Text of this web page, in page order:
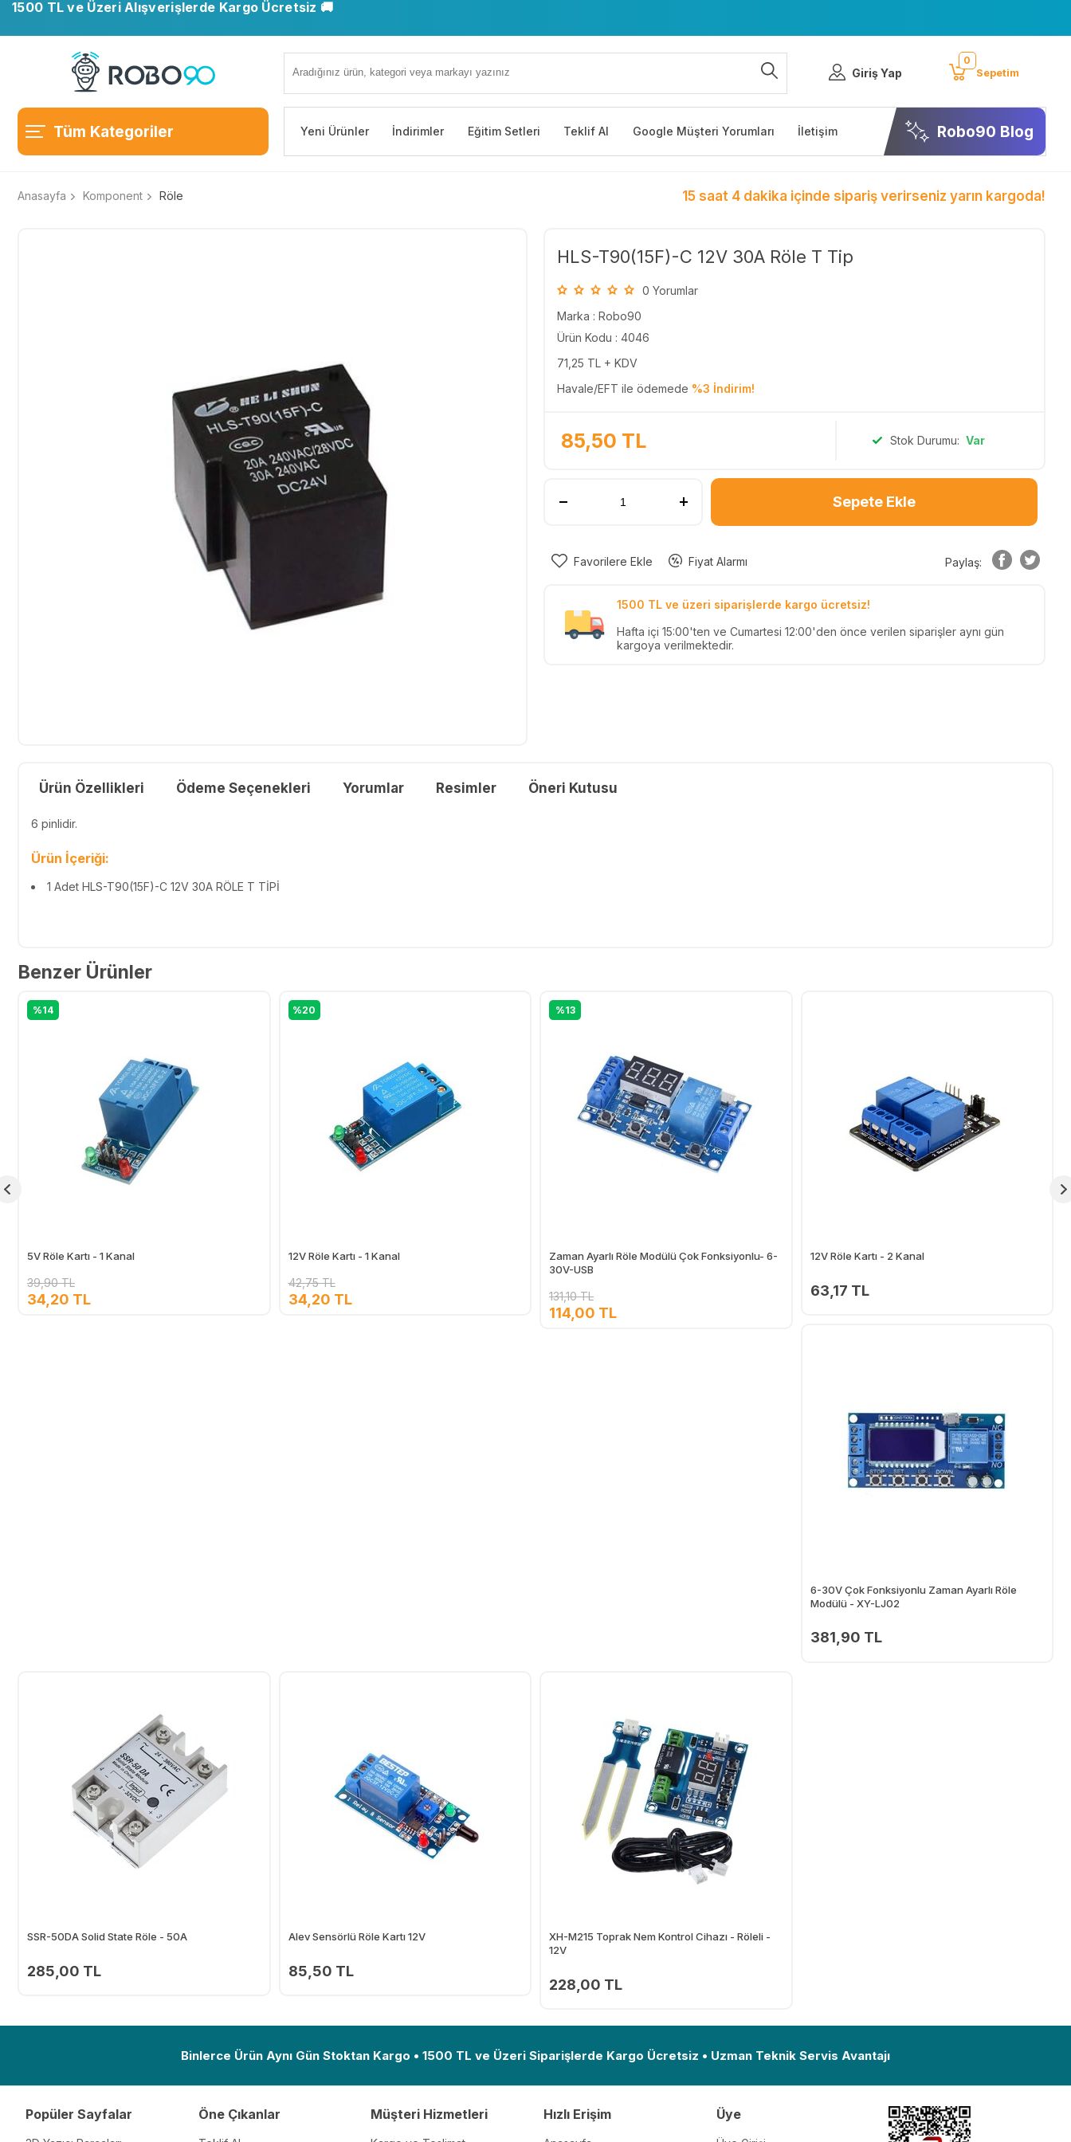
1500 TL ve Üzeri Alışverişlerde Kargo Ücretsiz 🚚
Giriş Yap
0
Sepetim
Tüm Kategoriler Yeni Ürünler İndirimler Eğitim Setleri Teklif Al Google Müşteri Yorumları İletişim Robo90 Blog
Anasayfa Komponent Röle 15 saat 4 dakika içinde sipariş verirseniz yarın kargoda!
HLS-T90(15F)-C 12V 30A Röle T Tip
0 Yorumlar
Marka : Robo90
Ürün Kodu : 4046
71,25 TL + KDV
Havale/EFT ile ödemede %3 İndirim!
85,50 TL Stok Durumu:Var
Sepete Ekle
Favorilere Ekle Fiyat Alarmı Paylaş:
1500 TL ve üzeri siparişlerde kargo ücretsiz!
Hafta içi 15:00'ten ve Cumartesi 12:00'den önce verilen siparişler aynı gün
kargoya verilmektedir.
Ürün Özellikleri Ödeme Seçenekleri Yorumlar Resimler Öneri Kutusu
6 pinlidir.
Ürün İçeriği:
1 Adet HLS-T90(15F)-C 12V 30A RÖLE T TİPİ
Benzer Ürünler
%14
5V Röle Kartı - 1 Kanal
39,90 TL
34,20 TL
%20
12V Röle Kartı - 1 Kanal
42,75 TL
34,20 TL
%13
Zaman Ayarlı Röle Modülü Çok Fonksiyonlu- 6-
30V-USB
131,10 TL
114,00 TL
12V Röle Kartı - 2 Kanal
63,17 TL
6-30V Çok Fonksiyonlu Zaman Ayarlı Röle
Modülü - XY-LJ02
381,90 TL
SSR-50DA Solid State Röle - 50A
285,00 TL
Alev Sensörlü Röle Kartı 12V
85,50 TL
XH-M215 Toprak Nem Kontrol Cihazı - Röleli -
12V
228,00 TL
Binlerce Ürün Aynı Gün Stoktan Kargo • 1500 TL ve Üzeri Siparişlerde Kargo Ücretsiz • Uzman Teknik Servis Avantajı
Popüler Sayfalar Öne Çıkanlar Müşteri Hizmetleri Hızlı Erişim Üye